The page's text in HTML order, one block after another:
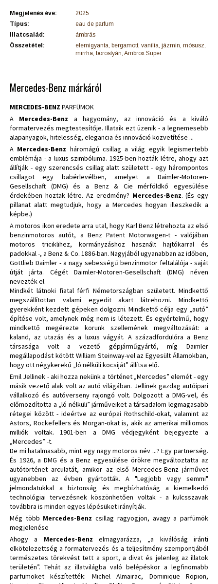
Megjelenés éve:
2025
Típus:
eau de parfum
Illatcsalád:
ámbrás
Összetétel:
elemigyanta, bergamott, vanília, jázmin, mósusz,
mirrha, borostyán, Ambrox Super
Mercedes-Benz márkáról
MERCEDES-BENZ PARFÜMOK
A Mercedes-Benz a hagyomány, az innováció és a kiváló
formatervezés megtestesítője. Illataik ezt üzenik - a legnemesebb
alapanyagok, hitelesség, elegancia és innováció közvetítése ...
A Mercedes-Benz háromágú csillag a világ egyik legismertebb
emblémája - a luxus szimbóluma. 1925-ben hozták létre, ahogy azt
állítják - egy szerencsés csillag alatt született - egy hárompontos
csillagot egy babérlevélben, amelyet a Daimler-Motoren-
Gesellschaft (DMG) és a Benz & Cie mérföldkő egyesülése
érdekében hoztak létre. Az eredmény? Mercedes-Benz. (És egy
pillanat alatt megtudjuk, hogy a Mercedes hogyan illeszkedik a
képbe.)
A motoros ikon eredete arra utal, hogy Karl Benz létrehozta az első
benzinmotoros autót, a Benz Patent Motorwagen-t - valójában
motoros triciklihez, kormányzáshoz használt hajtókarral és
padokkal -, a Benz & Co. 1886-ban. Nagyjából ugyanabban az időben,
Gottlieb Daimler - a nagy sebességű benzinmotor feltalálója - saját
útját járta. Cégét Daimler-Motoren-Gesellschaft (DMG) néven
nevezték el.
Mindkét látnoki fiatal férfi Németországban született. Mindkettő
megszállítottan valami egyedit akart látrehozni. Mindkettő
gyerekként kezdett gépeken dolgozni. Mindkettő célja egy „autó”
építése volt, amelynek még nem is létezett. És egyértelmű, hogy
mindkettő megérezte korunk szellemének megváltozását: a
kaland, az utazás és a luxus vágyát. A századfordulóra a Benz
társasága volt a vezető gépjárműgyártó, míg Daimler
megállapodást kötött William Steinway-vel az Egyesült Államokban,
hogy ott négykerekű „ló nélküli kocsiját” állítsa elő.
Emil Jellinek - aki hozza nekünk a történet „Mercedes” elemét - egy
másik vezető alak volt az autó világában. Jellinek gazdag autóipari
vállalkozó és autóverseny rajongó volt. Dolgozott a DMG-vel, és
előmozdította a „ló nélküli” járműveiket a társadalom legmagasabb
rétegei között - ideértve az európai Rothschild-okat, valamint az
Astors, Rockefellers és Morgan-okat is, akik az amerikai milliomos
milliók voltak. 1901-ben a DMG védjegyként bejegyezte a
„Mercedes” -t.
De mi hatalmasabb, mint egy nagy motoros név ...? Egy partnerség.
És 1926, a DMG és a Benz egyesülése örökre megváltoztatta az
autótörténet arculatát, amikor az első Mercedes-Benz járművet
ugyanebben az évben gyártották. A "Legjobb vagy semmi"
jelmondatukkal a biztonság és megbízhatóság a kiemelkedő
technológiai tervezésnek köszönhetően voltak - a kulcsszavak
továbbra is minden egyes lépésüket irányítják.
Még több Mercedes-Benz csillag ragyogjon, avagy a parfümök
megjelenése
Ahogy a Mercedes-Benz elmagyarázza, „a kiválóság iránti
elkötelezettség a formatervezés és a teljesítmény szempontjából
természetes törekvést tett a sport, a divat és jelenleg az illatok
területén”. Tehát az illatvilágba való belépéskor a legfinomabb
parfümöket készítették: Michel Almairac, Dominique Ropion,